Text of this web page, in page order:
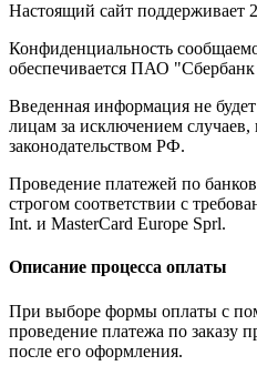
Настоящий сайт поддерживает
Конфиденциальность
обеспечивается ПАО
Введенная информация не
лицам за исключением
законодательством РФ.
Проведение платежей по
строгом соответствии с
Int. и MasterCard Europe Sprl.
Описание процесса оплаты
При выборе формы оплаты с
проведение платежа по заказу
после его оформления.